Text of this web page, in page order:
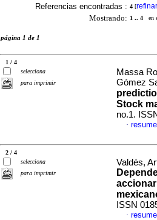
Referencias encontradas : 4 [refinar
Mostrando: 1 .. 4 en
página 1 de 1
1 / 4
selecciona
para imprimir
Massa
Gómez
Stock
no.1.
·
2 / 4
selecciona
para imprimir
Valdés,
ISSN
·